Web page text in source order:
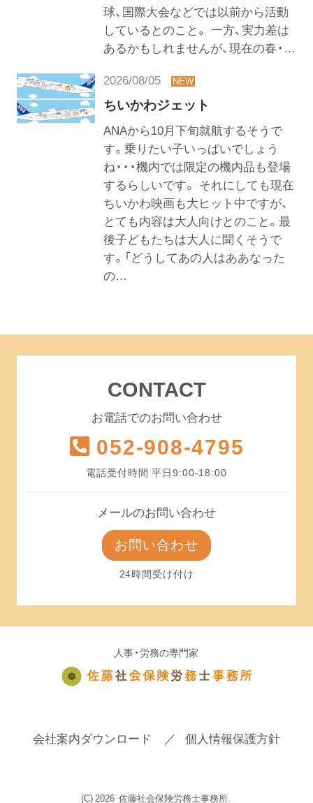
球、国際大会などでは以前から活動
しているとのこと。 一方、実力差は
あるかもしれませんが、現在の春・…
2026/08/05
ちいかわジェット
ANAから10月下旬就航するそうで
す。乗りたい子いっぱいでしょう
ね・・・機内では限定の機内品も登場
するらしいです。 それにしても現在
ちいかわ映画も大ヒット中ですが、
とても内容は大人向けとのこと。最
後子どもたちは大人に聞くそうで
す。「どうしてあの人はああなった
の…
CONTACT
お電話でのお問い合わせ
052-908-4795
電話受付時間 平日9:00-18:00
メールのお問い合わせ
お問い合わせ
24時間受け付け
人事・労務の専門家
会社案内ダウンロード 個人情報保護方針
(C) 2026 佐藤社会保険労務士事務所.